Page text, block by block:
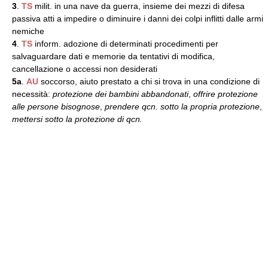
3 TS milit. in una nave da guerra, insieme dei mezzi di difesa
passiva atti a impedire o diminuire i danni dei colpi inflitti dalle armi
nemiche
4 TS inform. adozione di determinati procedimenti per
salvaguardare dati e memorie da tentativi di modifica,
cancellazione o accessi non desiderati
5a AU soccorso, aiuto prestato a chi si trova in una condizione di
necessità: protezione dei bambini abbandonati, offrire protezione
alle persone bisognose prendere qcn. sotto la propria protezione
mettersi sotto la protezione di qcn.